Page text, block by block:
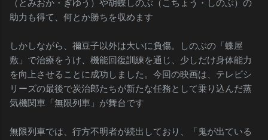
（とみおか・ぎゆう）や胡蝶しのぶ（こちょう・しのぶ）の
助力も得て、何とか勝ちを収めます
しかしながら、禰󠄀豆子以外は大いに負傷。しのぶの「蝶屋
敷」で治療をうけ、機能回復訓練を通じ、少しだけ身体能力
を向上させることに成功しました。今回の映画は、テレビシ
リーズの最後で炭治郎たちが新たな任務として乗り込んだ蒸
気機関車「無限列車」が舞台です
無限列車では、行方不明者が続出しており、「鬼が出ている